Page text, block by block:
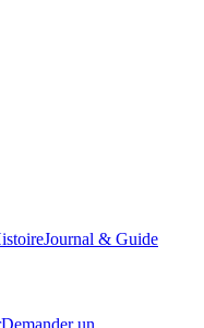
Journal & Guide
Demander un